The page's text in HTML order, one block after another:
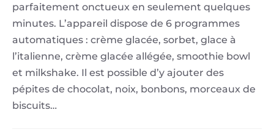
parfaitement onctueux en seulement quelques
minutes. L’appareil dispose de 6 programmes
automatiques : crème glacée, sorbet, glace à
l’italienne, crème glacée allégée, smoothie bowl
et milkshake. Il est possible d’y ajouter des
pépites de chocolat, noix, bonbons, morceaux de
biscuits…